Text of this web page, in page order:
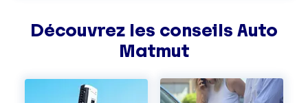
Découvrez les conseils Auto
Matmut